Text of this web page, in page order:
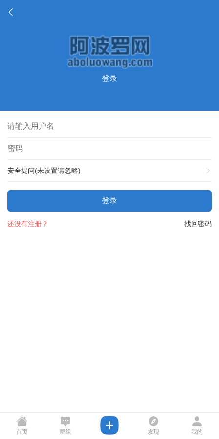
登录
安全提问(未设置请忽略)
登录
找回密码
还没有注册？
首页 群组 发现 我的